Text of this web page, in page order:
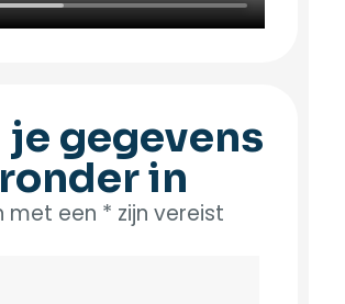
je gegevens
in
met een * zijn vereist